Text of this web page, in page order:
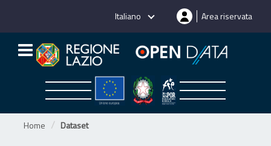
Italiano Area riservata
Home Dataset